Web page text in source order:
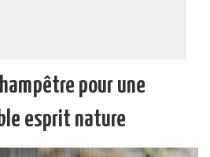
pour une
esprit nature